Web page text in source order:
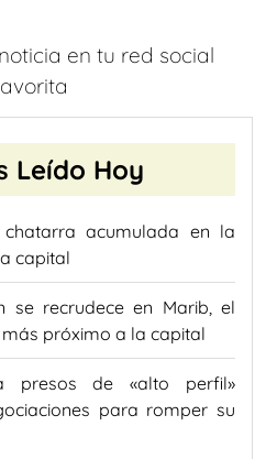
en tu red social
Leído Hoy
acumulada en la
capital
se recrudece en Marib, el
próximo a la capital
presos de «alto perfil»
para romper su